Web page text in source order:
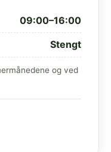
09:00–16:00
Stengt
og ved